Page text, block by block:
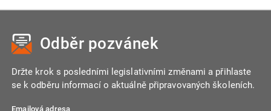
Odběr pozvánek
Držte krok s posledními legislativními změnami a přihlaste
se k odběru informací o aktuálně připravovaných školeních.
Emailová adresa